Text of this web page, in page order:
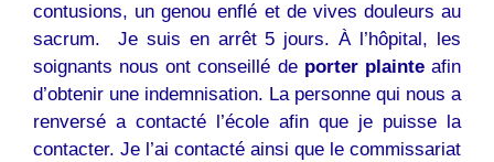
contusions, un genou enflé et de vives douleurs au
sacrum. Je suis en arrêt 5 jours. À l’hôpital, les
soignants nous ont conseillé de porter plainteafin
d’obtenir une indemnisation. La personne qui nous a
renversé a contacté l’école afin que je puisse la
contacter. Je l’ai contacté ainsi que le commissariat